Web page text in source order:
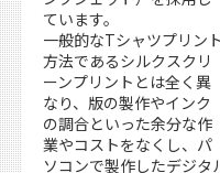
ています。
一般的なTシャツプリント
方法であるシルクスクリ
ーンプリントとは全く異
なり、版の製作やインク
の調合といった余分な作
業やコストをなくし、パ
ソコンで製作したデジタ